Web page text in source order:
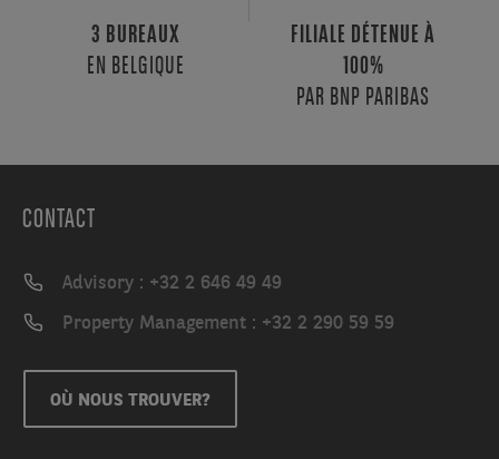
3 BUREAUX
EN BELGIQUE
FILIALE DÉTENUE À
100%
PAR BNP PARIBAS
CONTACT
Advisory : +32 2 646 49 49
Property Management : +32 2 290 59 59
OÙ NOUS TROUVER?